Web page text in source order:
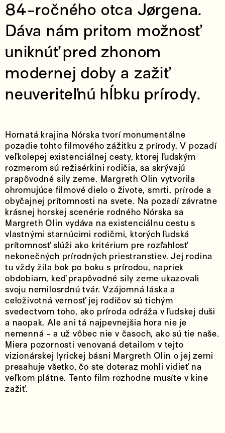
84-ročného otca Jørgena.
Dáva nám pritom možnosť
uniknúť pred zhonom
modernej doby a zažiť
neuveriteľnú hĺbku prírody.
Hornatá krajina Nórska tvorí monumentálne
pozadie tohto filmového zážitku z prírody. V pozadí
veľkolepej existenciálnej cesty, ktorej ľudským
rozmerom sú režisérkini rodičia, sa skrývajú
prapôvodné sily zeme. Margreth Olin vytvorila
ohromujúce filmové dielo o živote, smrti, prírode a
obyčajnej prítomnosti na svete. Na pozadí závratne
krásnej horskej scenérie rodného Nórska sa
Margreth Olin vydáva na existenciálnu cestu s
vlastnými starnúcimi rodičmi, ktorých ľudská
prítomnosť slúži ako kritérium pre rozľahlosť
nekonečných prírodných priestranstiev. Jej rodina
tu vždy žila bok po boku s prírodou, napriek
obdobiam, keď prapôvodné sily zeme ukazovali
svoju nemilosrdnú tvár. Vzájomná láska a
celoživotná vernosť jej rodičov sú tichým
svedectvom toho, ako príroda odráža v ľudskej duši
a naopak. Ale ani tá najpevnejšia hora nie je
nemenná - a už vôbec nie v časoch, ako sú tie naše.
Miera pozornosti venovaná detailom v tejto
vizionárskej lyrickej básni Margreth Olin o jej zemi
presahuje všetko, čo ste doteraz mohli vidieť na
veľkom plátne. Tento film rozhodne musíte v kine
zažiť.